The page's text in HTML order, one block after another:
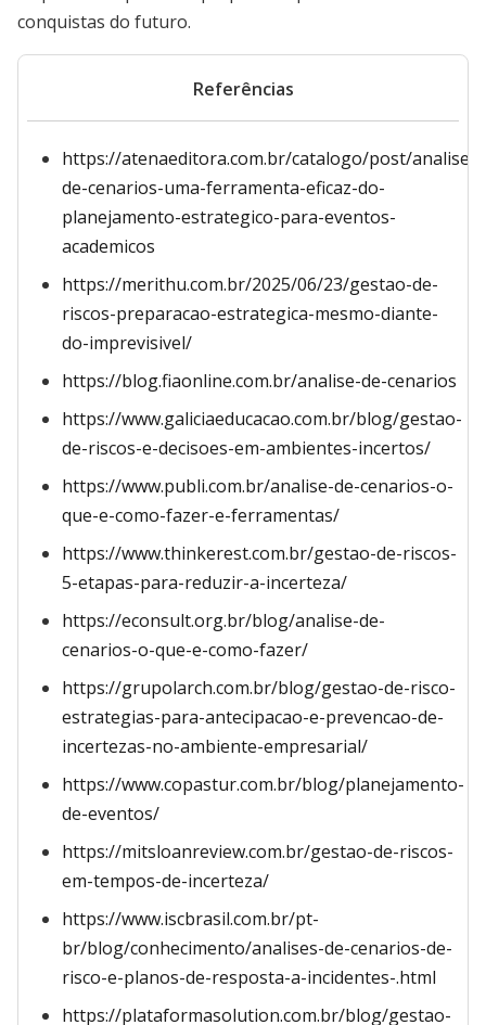
conquistas do futuro.
Referências
https://atenaeditora.com.br/catalogo/post/analise-
de-cenarios-uma-ferramenta-eficaz-do-
planejamento-estrategico-para-eventos-
academicos
https://merithu.com.br/2025/06/23/gestao-de-
riscos-preparacao-estrategica-mesmo-diante-
do-imprevisivel/
https://blog.fiaonline.com.br/analise-de-cenarios
https://www.galiciaeducacao.com.br/blog/gestao-
de-riscos-e-decisoes-em-ambientes-incertos/
https://www.publi.com.br/analise-de-cenarios-o-
que-e-como-fazer-e-ferramentas/
https://www.thinkerest.com.br/gestao-de-riscos-
5-etapas-para-reduzir-a-incerteza/
https://econsult.org.br/blog/analise-de-
cenarios-o-que-e-como-fazer/
https://grupolarch.com.br/blog/gestao-de-risco-
estrategias-para-antecipacao-e-prevencao-de-
incertezas-no-ambiente-empresarial/
https://www.copastur.com.br/blog/planejamento-
de-eventos/
https://mitsloanreview.com.br/gestao-de-riscos-
em-tempos-de-incerteza/
https://www.iscbrasil.com.br/pt-
br/blog/conhecimento/analises-de-cenarios-de-
risco-e-planos-de-resposta-a-incidentes-.html
https://plataformasolution.com.br/blog/gestao-